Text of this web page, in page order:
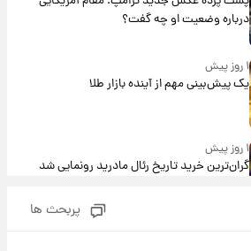
درباره وضعیت او چه گفت؟
۱ روز پیش
یک پیش‌بینی مهم از آینده بازار طلا
۱ روز پیش
گران‌ترین خرید تاریخ رئال مادرید رونمایی شد
پربحث ها